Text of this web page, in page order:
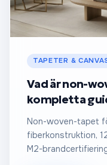
TAPETER &
Vad är non-
kompletta
Non-woven-tapet
fiberkonstruktion,
M2-